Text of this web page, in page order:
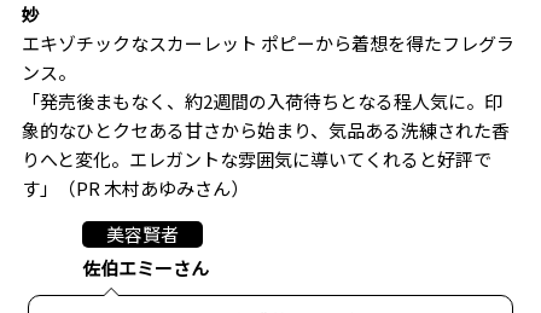
妙
エキゾチックなスカーレット ポピーから着想を得たフレグラ
ンス。
「発売後まもなく、約2週間の入荷待ちとなる程人気に。印
象的なひとクセある甘さから始まり、気品ある洗練された香
りへと変化。エレガントな雰囲気に導いてくれると好評で
す」（PR 木村あゆみさん）
美容賢者
佐伯エミーさん